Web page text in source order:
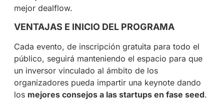
mejor dealflow.
VENTAJAS E INICIO DEL PROGRAMA
Cada evento, de inscripción gratuita para todo el
público, seguirá manteniendo el espacio para que
un inversor vinculado al ámbito de los
organizadores pueda impartir una keynote dando
los mejores consejos a las startups en fase seed.